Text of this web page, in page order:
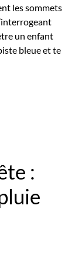
les sommets
un enfant
bleue et te
: